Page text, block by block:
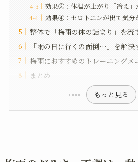
効果③：体温が上がり「冷え」
効果④：セロトニンが出て気分
整体で「梅雨の体の詰まり」を流
「雨の日に行くの面倒…」を解決
梅雨におすすめのトレーニングメ
まとめ
もっと見る